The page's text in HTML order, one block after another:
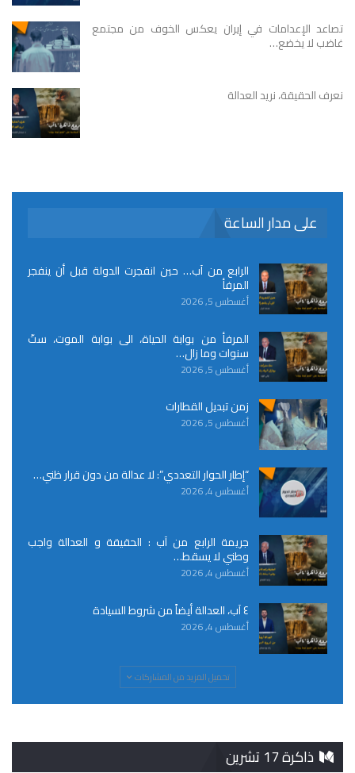
تصاعد الإعدامات في إيران يعكس الخوف من مجتمع
غاضب لا يخضع…
نعرف الحقيقة، نريد العدالة
على مدار الساعة
الرابع من آب… حين انفجرت الدولة قبل أن ينفجر
المرفأ
أغسطس 5, 2026
المرفأ من بوابة الحياة، الى بوابة الموت، ستّ
سنوات وما زال…
أغسطس 5, 2026
زمن تبديل القطارات
أغسطس 5, 2026
“إطار الحوار التعددي”: لا عدالة من دون قرار ظني…
أغسطس 4, 2026
جريمة الرابع من آب : الحقيقة و العدالة واجب
وطني لا يسقط…
أغسطس 4, 2026
٤ آب، العدالة أيضاً من شروط السيادة
أغسطس 4, 2026
تحميل المزيد من المشاركات
ذاكرة 17 تشرين